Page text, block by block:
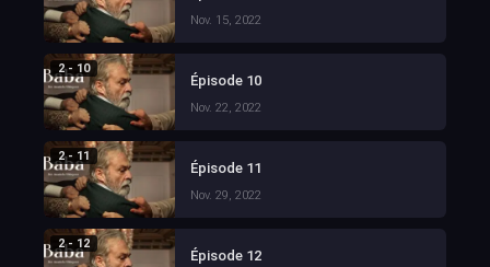
Nov. 15, 2022
2 - 10
Épisode 10
Nov. 22, 2022
2 - 11
Épisode 11
Nov. 29, 2022
2 - 12
Épisode 12